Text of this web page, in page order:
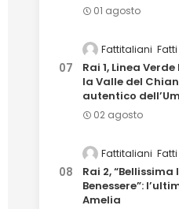
01 agosto
Fattitaliani
Rai 1, Linea
la Valle del
autentico
02 agosto
Fattitaliani
Rai 2,
Benessere”:
Amelia